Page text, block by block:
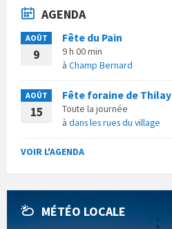
AGENDA
AOÛT
9
Fête du Pain
9 h 00 min
à Champ Bernard
AOÛT
15
Fête foraine de Thilay
Toute la journée
à dans les rues du village
VOIR L'AGENDA
MÉTÉO LOCALE